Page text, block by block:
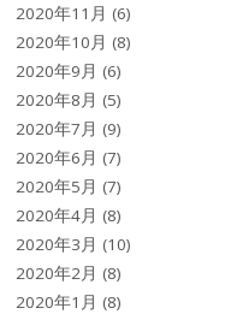
2020年11月 (6)
2020年10月 (8)
2020年9月 (6)
2020年8月 (5)
2020年7月 (9)
2020年6月 (7)
2020年5月 (7)
2020年4月 (8)
2020年3月 (10)
2020年2月 (8)
2020年1月 (8)